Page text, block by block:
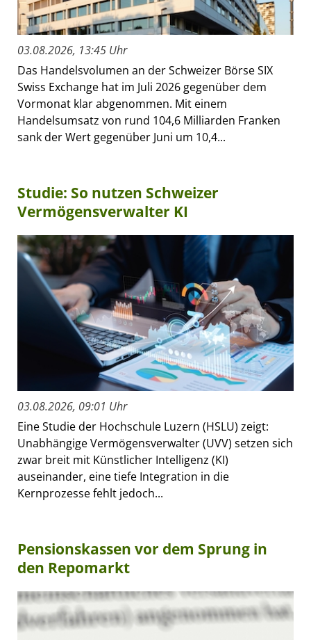
03.08.2026, 13:45 Uhr
Das Handelsvolumen an der Schweizer Börse SIX
Swiss Exchange hat im Juli 2026 gegenüber dem
Vormonat klar abgenommen. Mit einem
Handelsumsatz von rund 104,6 Milliarden Franken
sank der Wert gegenüber Juni um 10,4...
Studie: So nutzen Schweizer
Vermögensverwalter KI
03.08.2026, 09:01 Uhr
Eine Studie der Hochschule Luzern (HSLU) zeigt:
Unabhängige Vermögensverwalter (UVV) setzen sich
zwar breit mit Künstlicher Intelligenz (KI)
auseinander, eine tiefe Integration in die
Kernprozesse fehlt jedoch...
Pensionskassen vor dem Sprung in
den Repomarkt